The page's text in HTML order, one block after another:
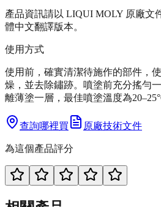
產品資訊請以 LIQUI MOLY 原廠文
體中文翻譯版本。
使用方式
使用前，確實清潔待施作的部件，
燥，並去除鏽跡。噴塗前充分搖勻
離薄塗一層，最佳噴塗溫度為
查詢哪裡買 原廠技術文件
為這個產品評分